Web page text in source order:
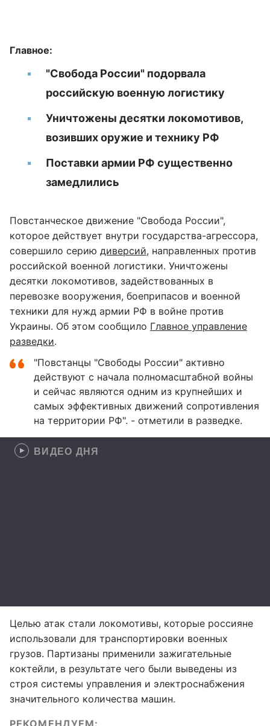
Главное:
"Свобода России" подорвала
российскую военную логистику
Уничтожены десятки локомотивов,
возивших оружие и технику РФ
Поставки армии РФ существенно
замедлились
Повстанческое движение "Свобода России",
которое действует внутри государства-агрессора,
совершило серию диверсий, направленных против
российской военной логистики. Уничтожены
десятки локомотивов, задействованных в
перевозке вооружения, боеприпасов и военной
техники для нужд армии РФ в войне против
Украины. Об этом сообщило Главное управление
разведки.
"Повстанцы "Свободы России" активно
действуют с начала полномасштабной войны
и сейчас являются одним из крупнейших и
самых эффективных движений сопротивления
на территории РФ". - отметили в разведке.
ВИДЕО ДНЯ
Целью атак стали локомотивы, которые россияне
использовали для транспортировки военных
грузов. Партизаны применили зажигательные
коктейли, в результате чего были выведены из
строя системы управления и электроснабжения
значительного количества машин.
РЕКОМЕНДУЕМ: